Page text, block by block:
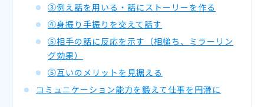
③例え話を用いる・話にストーリーを作る
④身振り手振りを交えて話す
⑤相手の話に反応を示す（相槌ち、ミラーリン
グ効果）
⑤互いのメリットを見据える
コミュニケーション能力を鍛えて仕事を円滑に